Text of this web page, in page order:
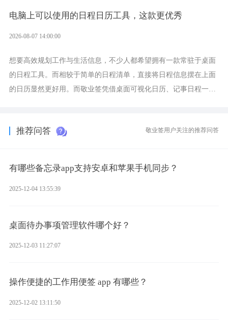
电脑上可以使用的日程日历工具，这款更优秀
2026-08-07 14:00:00
想要高效规划工作与生活信息，不少人都希望拥有一款常驻于桌面
的日程工具。而相较于简单的日程清单，直接将日程信息摆在上面
的日历显然更好用。而敬业签凭借桌面可视化日历、记事日程一体
推荐问答 敬业签用户关注的推荐问答
有哪些备忘录app支持安卓和苹果手机同步？
2025-12-04 13:55:39
桌面待办事项管理软件哪个好？
2025-12-03 11:27:07
操作便捷的工作用便签 app 有哪些？
2025-12-02 13:11:50